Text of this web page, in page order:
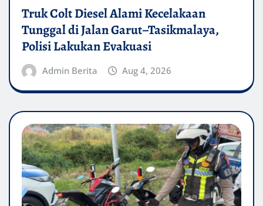
Truk Colt Diesel Alami Kecelakaan
Tunggal di Jalan Garut–Tasikmalaya,
Polisi Lakukan Evakuasi
Admin Berita Aug 4, 2026